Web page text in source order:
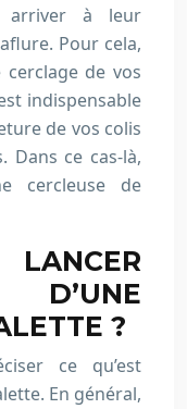
arriver à leur
Pour cela,
de vos
indispensable
de vos colis
Dans ce cas-là,
cercleuse de
D’UNE
?
ce qu’est
En général,